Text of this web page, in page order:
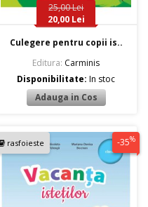
25,00 Lei
20,00 Lei
Culegere pentru copii is..
Editura: Carminis
Disponibilitate:In stoc
rasfoieste -35%